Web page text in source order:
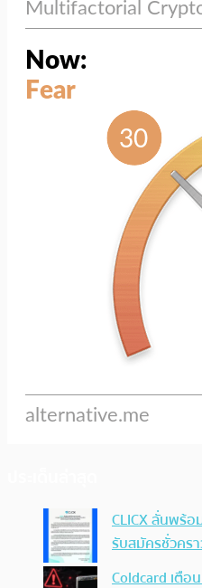
CLICX ลั่นพร้
รับสมัครชั่วคร
Coldcard เตื